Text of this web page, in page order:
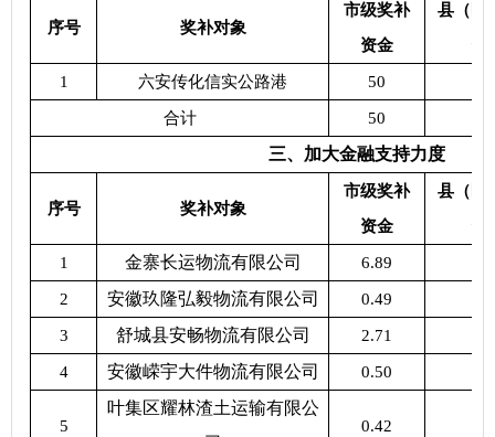
序号 奖补对象
市级奖补
资金
县（区
1 六安传化信实公路港 50
合计 50
三、加大金融支持力度
序号 奖补对象
市级奖补
资金
县（区
1 金寨长运物流有限公司 6.89
2 安徽玖隆弘毅物流有限公司 0.49
3 舒城县安畅物流有限公司 2.71
4 安徽嵘宇大件物流有限公司 0.50
5
叶集区耀林渣土运输有限公
0.42